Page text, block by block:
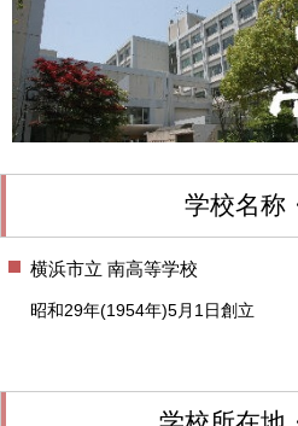
学校名称
横浜市立 南高等学校
昭和29年(1954年)5月1日創立